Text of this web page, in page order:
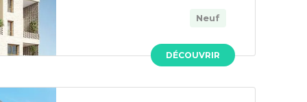
DÉCOUVRIR
Neuf